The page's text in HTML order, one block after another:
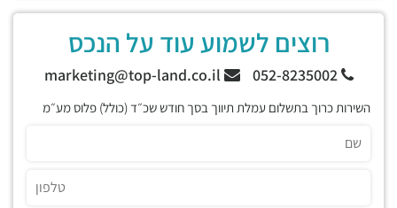
רוצים לשמוע עוד על הנכס
052-8235002
השירות כרוך בתשלום עמלת תיווך בסך חודש שכ״ד (כולל) פלוס מע״מ